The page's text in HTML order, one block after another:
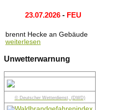
23.07.2026- FEU
brennt Hecke an Gebäude
weiterlesen
Unwetterwarnung
© Deutscher Wetterdienst, (DWD)